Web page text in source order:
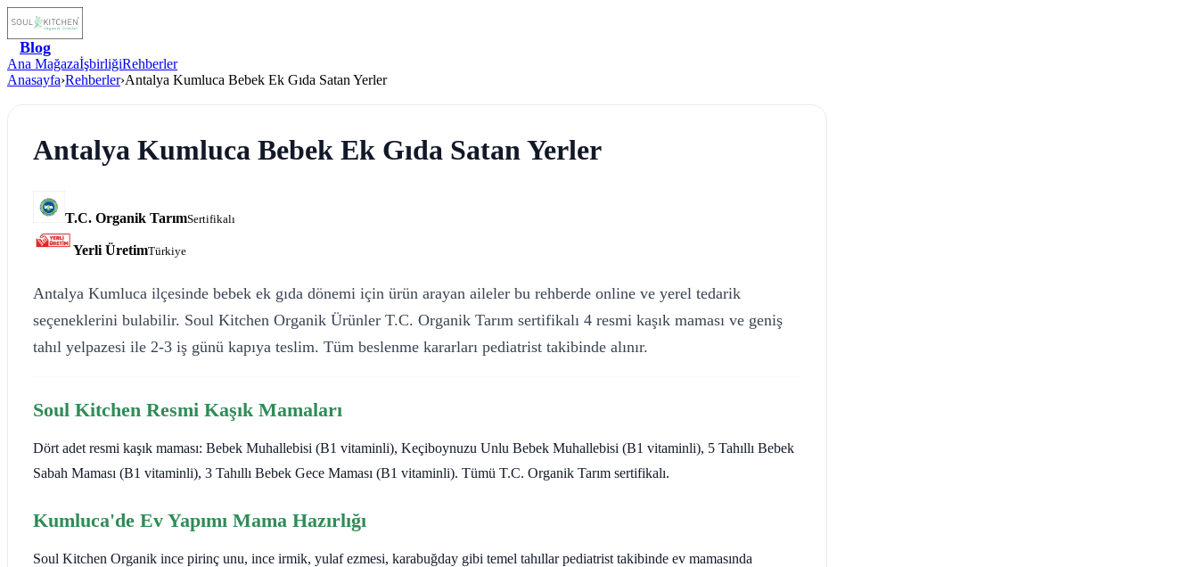
Blog
Ana MağazaİşbirliğiRehberler
Anasayfa›Rehberler›Antalya Kumluca Bebek Ek Gıda Satan Yerler
Antalya Kumluca Bebek Ek Gıda Satan Yerler
T.C. Organik TarımSertifikalı
Yerli ÜretimTürkiye
Antalya Kumluca ilçesinde bebek ek gıda dönemi için ürün arayan aileler bu rehberde online ve yerel tedarik
seçeneklerini bulabilir. Soul Kitchen Organik Ürünler T.C. Organik Tarım sertifikalı 4 resmi kaşık maması ve geniş
tahıl yelpazesi ile 2-3 iş günü kapıya teslim. Tüm beslenme kararları pediatrist takibinde alınır.
Soul Kitchen Resmi Kaşık Mamaları
Dört adet resmi kaşık maması: Bebek Muhallebisi (B1 vitaminli), Keçiboynuzu Unlu Bebek Muhallebisi (B1 vitaminli), 5 Tahıllı Bebek
Sabah Maması (B1 vitaminli), 3 Tahıllı Bebek Gece Maması (B1 vitaminli). Tümü T.C. Organik Tarım sertifikalı.
Kumluca'de Ev Yapımı Mama Hazırlığı
Soul Kitchen Organik ince pirinç unu, ince irmik, yulaf ezmesi, karabuğday gibi temel tahıllar pediatrist takibinde ev mamasında